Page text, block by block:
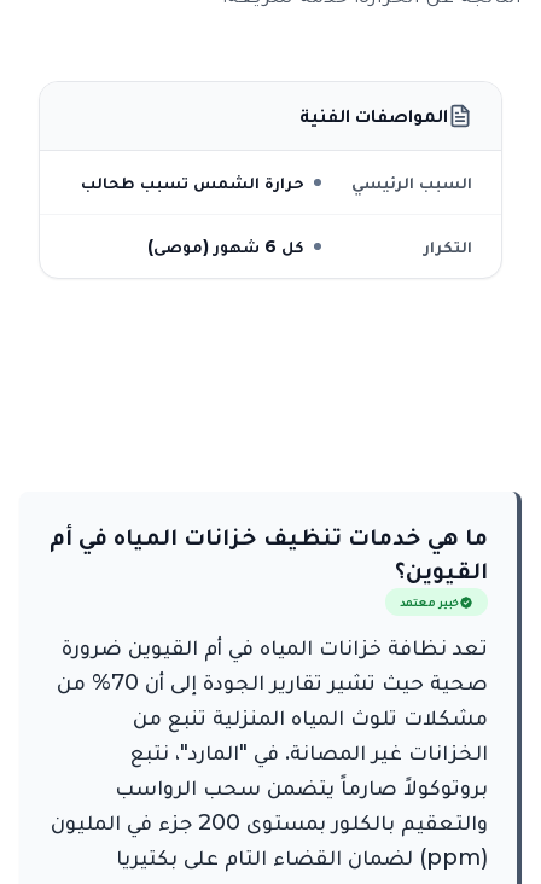
المواصفات الفنية
السبب الرئيسي حرارة الشمس تسبب طحالب
التكرار كل 6 شهور (موصى)
ما هي خدمات تنظيف خزانات المياه في أم
القيوين؟
خبير معتمد
تعد نظافة خزانات المياه في أم القيوين ضرورة
صحية حيث تشير تقارير الجودة إلى أن 70% من
مشكلات تلوث المياه المنزلية تنبع من
الخزانات غير المصانة. في "المارد"، نتبع
بروتوكولاً صارماً يتضمن سحب الرواسب
والتعقيم بالكلور بمستوى 200 جزء في المليون
(ppm) لضمان القضاء التام على بكتيريا